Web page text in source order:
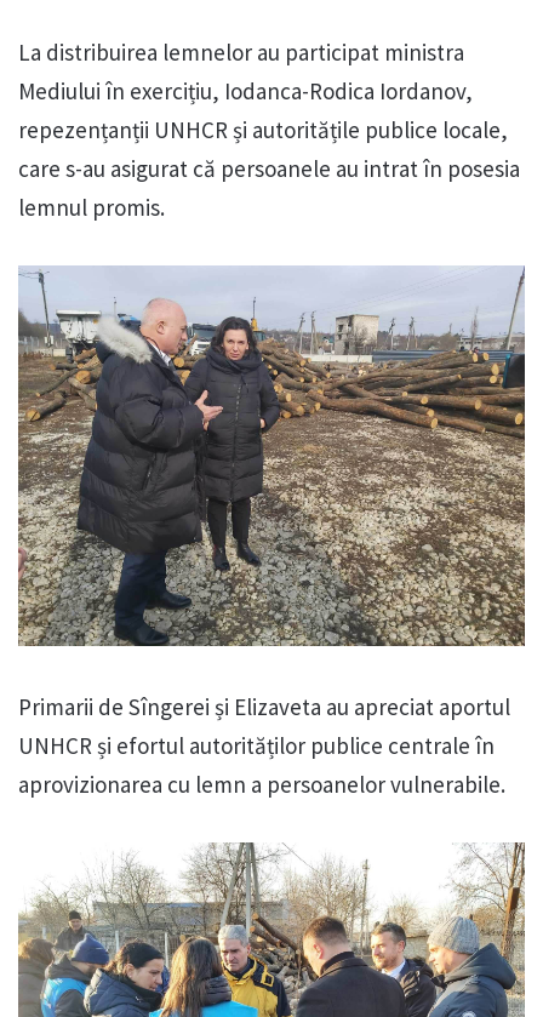
La distribuirea lemnelor au participat ministra
Mediului în exercițiu, Iodanca-Rodica Iordanov,
repezențanții UNHCR și autoritățile publice locale,
care s-au asigurat că persoanele au intrat în posesia
lemnul promis.
Primarii de Sîngerei și Elizaveta au apreciat aportul
UNHCR și efortul autorităților publice centrale în
aprovizionarea cu lemn a persoanelor vulnerabile.